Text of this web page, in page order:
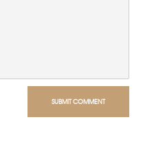
SUBMIT COMMENT